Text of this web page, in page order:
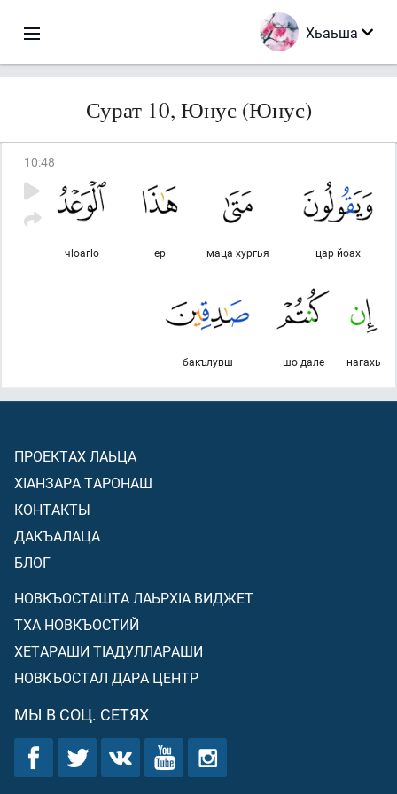
Хьаьша
Сурат 10, Юнус (Юнус)
10:48
цар йоах
маца хургья
ер
чlоагlо
нагахь
шо дале
бакълувш
ПРОЕКТАХ ЛАЬЦА
ХIАНЗАРА ТАРОНАШ
КОНТАКТЫ
ДАКЪАЛАЦА
БЛОГ
НОВКЪОСТАШТА ЛАЬРХIА ВИДЖЕТ
ТХА НОВКЪОСТИЙ
ХЕТАРАШИ ТIАДУЛЛАРАШИ
НОВКЪОСТАЛ ДАРА ЦЕНТР
МЫ В СОЦ. СЕТЯХ